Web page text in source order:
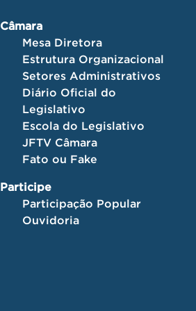
Câmara
Mesa Diretora
Estrutura Organizacional
Setores Administrativos
Diário Oficial do
Legislativo
Escola do Legislativo
JFTV Câmara
Fato ou Fake
Participe
Participação Popular
Ouvidoria